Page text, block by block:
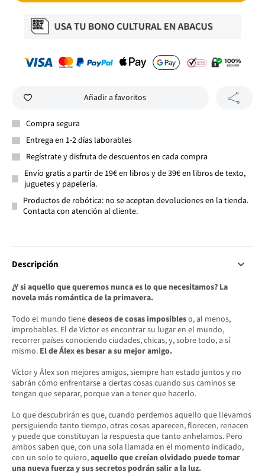
Añadir a favoritos
Compra segura
Entrega en 1-2 días laborables
Regístrate y disfruta de descuentos en cada compra
Envío gratis a partir de 19€ en libros y de 39€ en libros de texto,
juguetes y papelería.
Productos de robótica: no se aceptan devoluciones en la tienda.
Contacta con atención al cliente.
Descripción
¿Y si aquello que queremos nunca es lo que necesitamos? La
novela más romántica de la primavera.
Todo el mundo tienedeseos de cosas imposibleso, al menos,
improbables. El de Víctor es encontrar su lugar en el mundo,
recorrer países conociendo ciudades, chicas, y, sobre todo, a sí
mismo. El de Álex es besar a su mejor amigo.
Víctor y Álex son mejores amigos, siempre han estado juntos y no
sabrán cómo enfrentarse a ciertas cosas cuando sus caminos se
tengan que separar, porque van a tener que hacerlo.
Lo que descubrirán es que, cuando perdemos aquello que llevamos
persiguiendo tanto tiempo, otras cosas aparecen, florecen, renacen
y puede que constituyan la respuesta que tanto anhelamos. Pero
ambos saben que, con una sola llamada en el momento indicado,
con un solo te quiero,aquello que creían olvidado puede tomar
una nueva fuerza y sus secretos podrán salir a la luz.